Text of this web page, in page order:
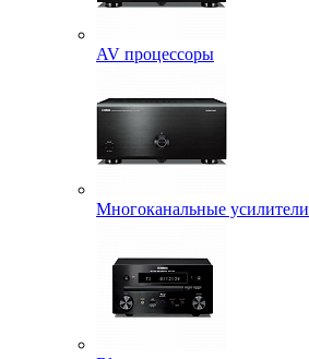
AV процессоры
Многоканальные усилители